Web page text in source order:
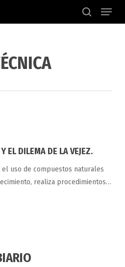
search
Menu
EL DILEMA DE LA VEJEZ.
uso de compuestos naturales
realiza procedimientos…